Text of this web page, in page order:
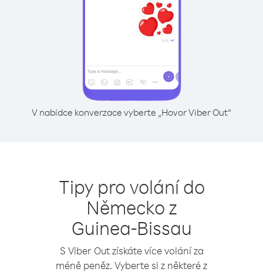
V nabídce konverzace vyberte „Hovor Viber Out“
Tipy pro volání do
Německo z
Guinea-Bissau
S Viber Out získáte více volání za
méně peněz. Vyberte si z některé z